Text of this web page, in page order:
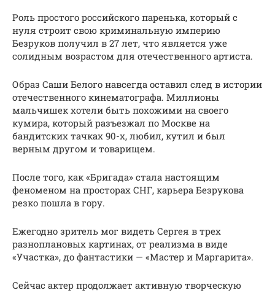
Роль простого российского паренька, который с
нуля строит свою криминальную империю
Безруков получил в 27 лет, что является уже
солидным возрастом для отечественного артиста.
Образ Саши Белого навсегда оставил след в истории
отечественного кинематографа. Миллионы
мальчишек хотели быть похожими на своего
кумира, который разъезжал по Москве на
бандитских тачках 90-х, любил, кутил и был
верным другом и товарищем.
После того, как «Бригада» стала настоящим
феноменом на просторах СНГ, карьера Безрукова
резко пошла в гору.
Ежегодно зритель мог видеть Сергея в трех
разноплановых картинах, от реализма в виде
«Участка», до фантастики — «Мастер и Маргарита».
Сейчас актер продолжает активную творческую